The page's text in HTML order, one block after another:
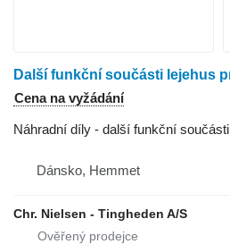
Cena na vyžádání
Náhradní díly - další funkční součásti
Dánsko, Hemmet
Chr. Nielsen - Tingheden A/S